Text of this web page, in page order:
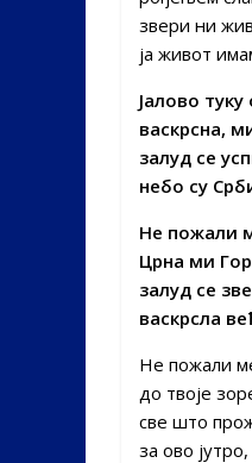
звери ни
ја живот
Јалово
васкрсна,
залуд се
небо су
Не пожали
Црна ми
залуд се
васкрсла
Не пожали
до твоје
све што
за ово јутро,